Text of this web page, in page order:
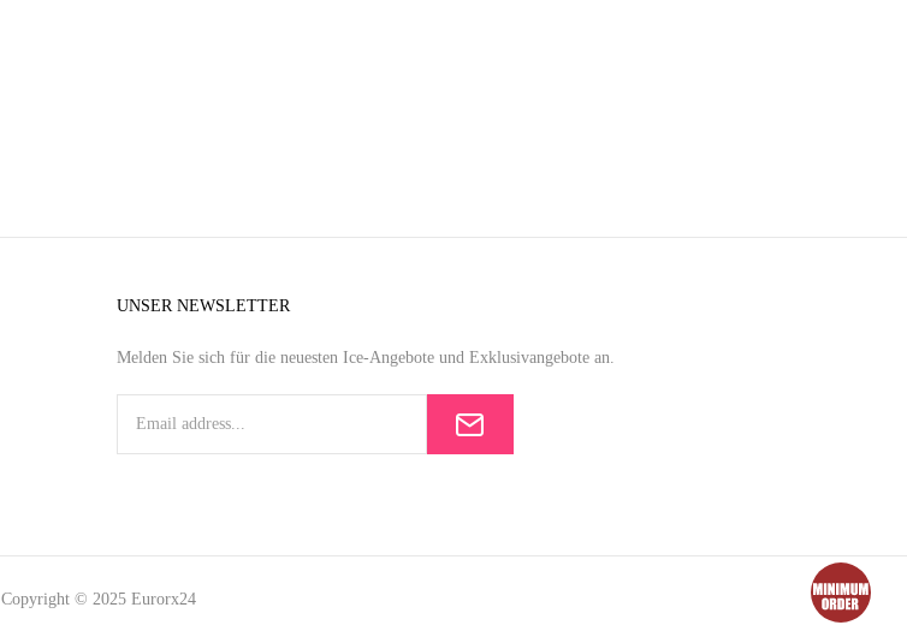
UNSER NEWSLETTER
Melden Sie sich für die neuesten Ice-Angebote und Exklusivangebote an.
Copyright © 2025 Eurorx24